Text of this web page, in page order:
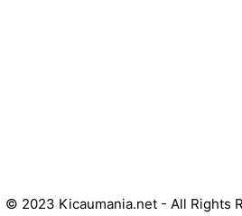
© 2023 Kicaumania.net - All Rights